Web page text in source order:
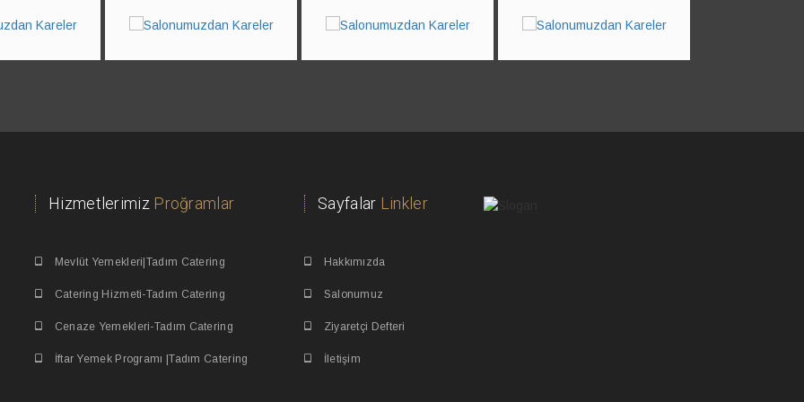
Hizmetlerimiz Proğramlar
Mevlüt Yemekleri|Tadım Catering
Catering Hizmeti-Tadım Catering
Cenaze Yemekleri-Tadım Catering
İftar Yemek Programı |Tadım Catering
Sayfalar Linkler
Hakkımızda
Salonumuz
Ziyaretçi Defteri
İletişim